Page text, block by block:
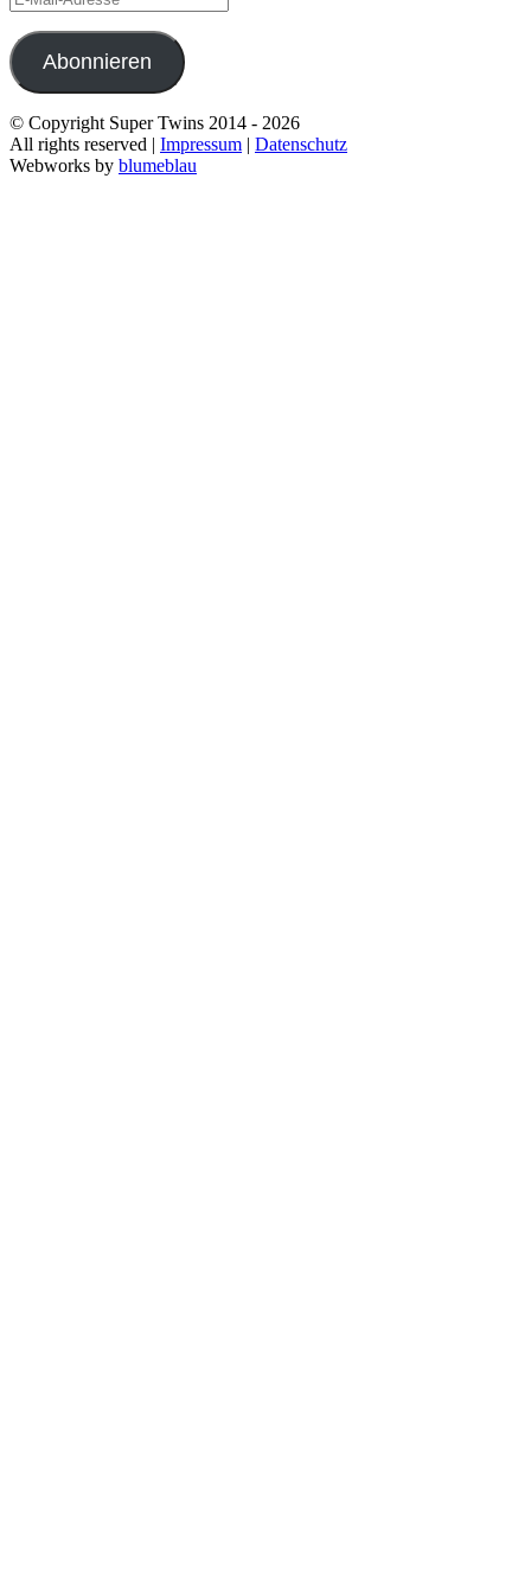
Mail-
Adresse
Abonnieren
© Copyright Super Twins 2014 - 2026
All rights reserved | Impressum | Datenschutz
Webworks by blumeblau